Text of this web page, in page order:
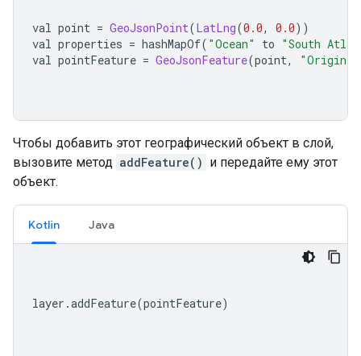
val point = GeoJsonPoint(LatLng(0.0, 0.0))
val properties = hashMapOf( "Ocean" to "South
val pointFeature = GeoJsonFeature(point, "Origin"
Чтобы добавить этот географический объект в слой,
вызовите метод addFeature() и передайте ему этот
объект.
Kotlin Java
layer .addFeature(pointFeature)